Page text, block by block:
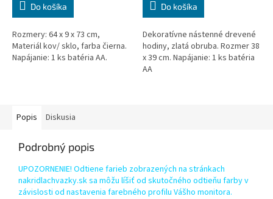
Do košíka
Rozmery: 64 x 9 x 73 cm,
Materiál kov/ sklo, farba čierna.
Napájanie: 1 ks batéria AA.
Do košíka
Dekoratívne nástenné drevené
hodiny, zlatá obruba. Rozmer 38
x 39 cm. Napájanie: 1 ks batéria
AA
Popis Diskusia
Podrobný popis
UPOZORNENIE! Odtiene farieb zobrazených na stránkach
nakridlachvazky.sk sa môžu líšiť od skutočného odtieňu farby v
závislosti od nastavenia farebného profilu Vášho monitora.